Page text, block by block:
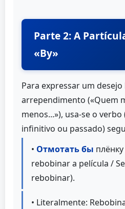
Parte 2: A
«By»
Para expressar um
arrependimento («Quem
menos...»), usa-se o
infinitivo ou passado)
• Отмотать бы
rebobinar a película /
rebobinar).
• Literalmente: